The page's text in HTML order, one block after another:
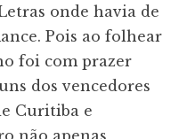
onde havia de
Pois ao folhear
foi com prazer
dos vencedores
Curitiba e